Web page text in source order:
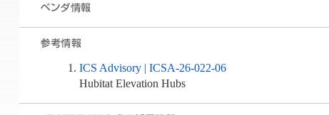
ICS Advisory | ICSA-26-022-06
Hubitat Elevation Hubs